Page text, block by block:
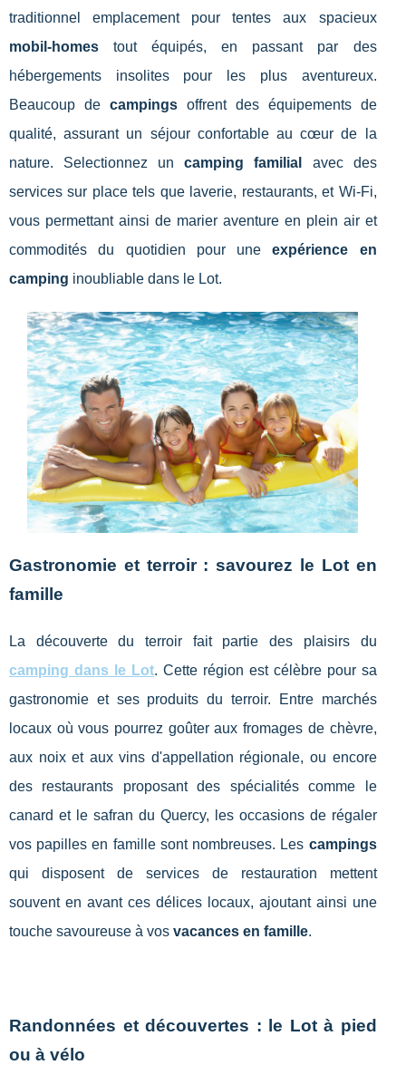
traditionnel emplacement pour tentes aux spacieux
mobil-homes tout équipés, en passant par des
hébergements insolites pour les plus aventureux.
Beaucoup de campingsoffrent des équipements de
qualité, assurant un séjour confortable au cœur de la
nature. Selectionnez uncamping familial
avec des
services sur place tels que laverie, restaurants, et Wi-Fi,
vous permettant ainsi de marier aventure en plein air et
commodités du quotidien pour uneexpérience en
camping inoubliable dans le Lot.
Gastronomie et terroir : savourez le Lot en
famille
La découverte du terroir fait partie des plaisirs du
camping dans le Lot. Cette région est célèbre pour sa
gastronomie et ses produits du terroir. Entre marchés
locaux où vous pourrez goûter aux fromages de chèvre,
aux noix et aux vins d'appellation régionale, ou encore
des restaurants proposant des spécialités comme le
canard et le safran du Quercy, les occasions de régaler
vos papilles en famille sont nombreuses. Les campings
qui disposent de services de restauration mettent
souvent en avant ces délices locaux, ajoutant ainsi une
touche savoureuse à vos vacances en famille.
Randonnées et découvertes : le Lot à pied
ou à vélo